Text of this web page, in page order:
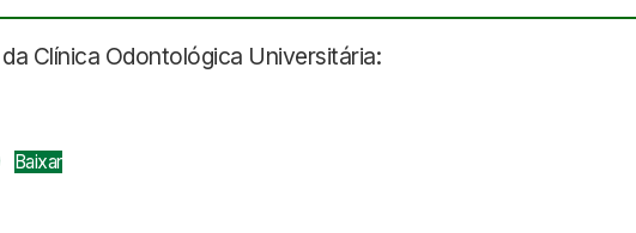
Clínica Odontológica Universitária:
Baixar